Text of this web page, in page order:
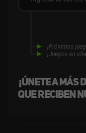
¡Únete a
que reciben
¡Próximos
¡Juegos en